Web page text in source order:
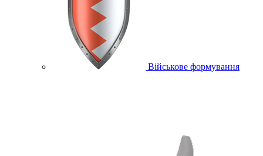
Військове формування